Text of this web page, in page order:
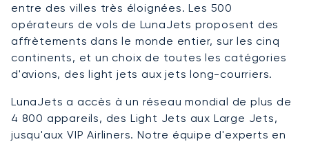
entre des villes très éloignées. Les 500
opérateurs de vols de LunaJets proposent des
affrètements dans le monde entier, sur les cinq
continents, et un choix de toutes les catégories
d'avions, des light jets aux jets long-courriers.
LunaJets a accès à un réseau mondial de plus de
4 800 appareils, des Light Jets aux Large Jets,
jusqu'aux VIP Airliners. Notre équipe d'experts en